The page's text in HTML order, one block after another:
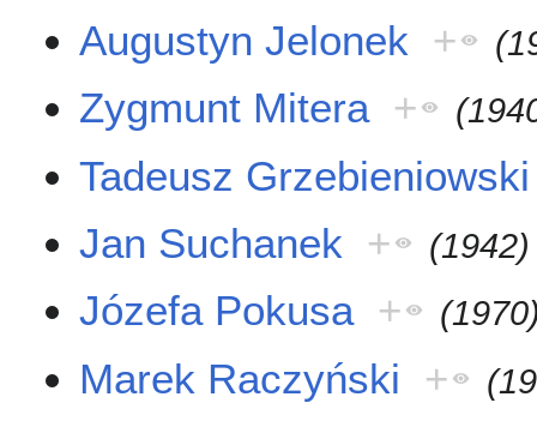
Augustyn Jelonek +
Zygmunt Mitera +
Tadeusz Grzebieniowski
Jan Suchanek + (1942)
Józefa Pokusa +
Marek Raczyński +